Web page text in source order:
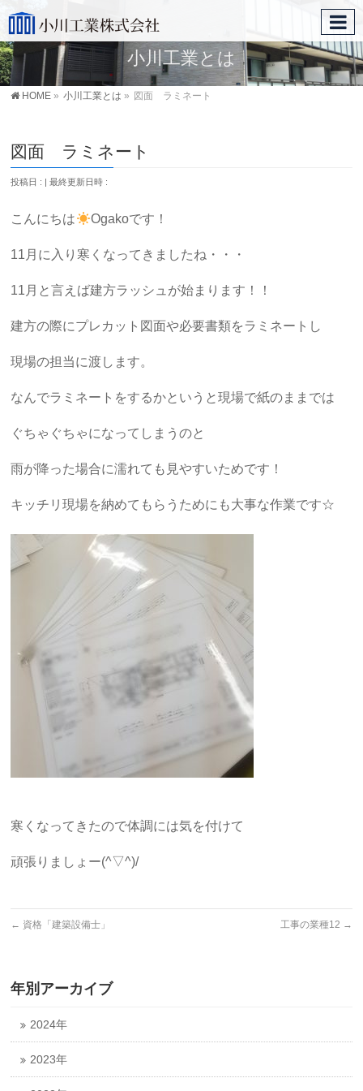
小川工業とは
HOME » 小川工業とは » 図面 ラミネート
図面 ラミネート
投稿日 : 最終更新日時 :
こんにちは Ogakoです！
11月に入り寒くなってきましたね・・・
11月と言えば建方ラッシュが始まります！！
建方の際にプレカット図面や必要書類をラミネートし
現場の担当に渡します。
なんでラミネートをするかというと現場で紙のままでは
ぐちゃぐちゃになってしまうのと
雨が降った場合に濡れても見やすいためです！
キッチリ現場を納めてもらうためにも大事な作業です☆
寒くなってきたので体調には気を付けて
頑張りましょー(^▽^)/
← 資格「建築設備士」 工事の業種12 →
年別アーカイブ
2024年
2023年